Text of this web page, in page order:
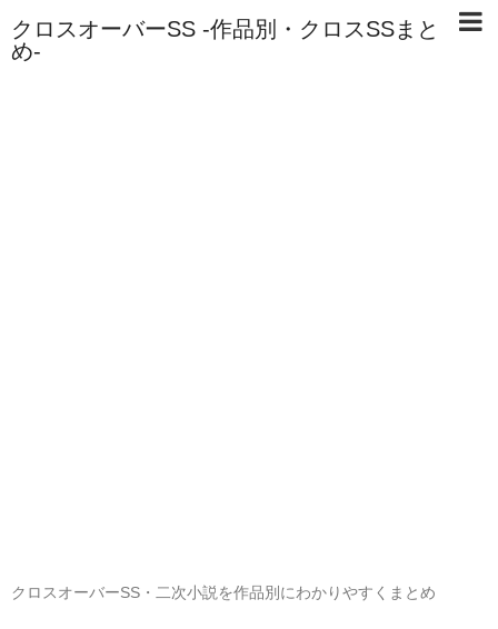
クロスオーバーSS -作品別・クロスSSまと
め-
クロスオーバーSS・二次小説を作品別にわかりやすくまとめ